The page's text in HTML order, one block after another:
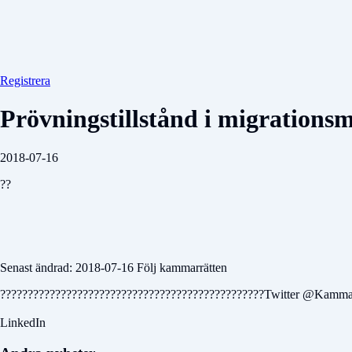
Registrera
Prövningstillstånd i
2018-07-16
??
Senast ändrad: 2018-07-16 Följ kammarrätten
????????????????????????????????????????????????Twitter
LinkedIn